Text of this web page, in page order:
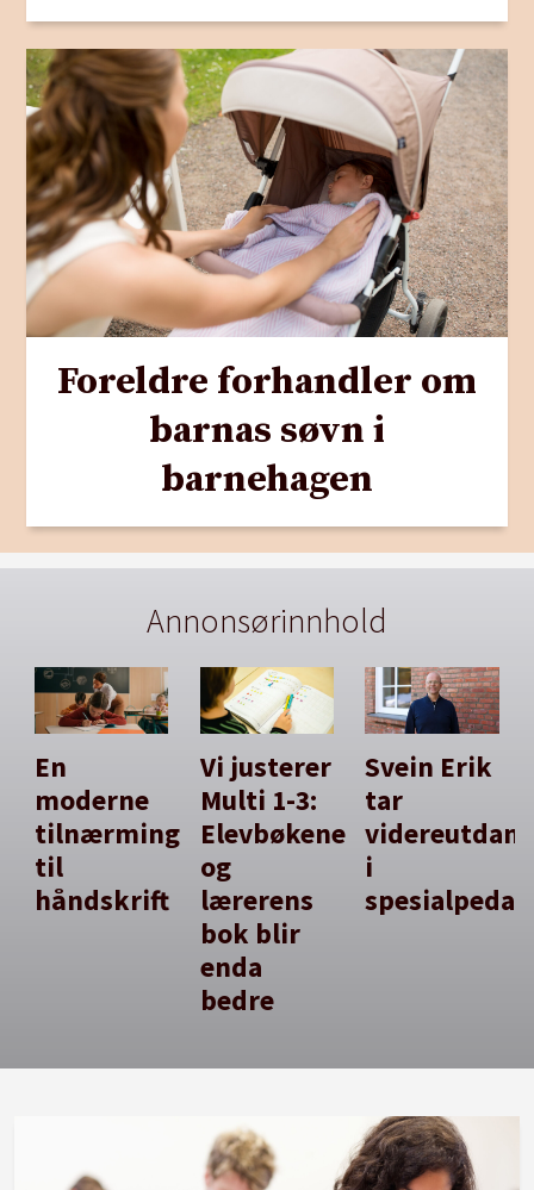
Foreldre forhandler om
barnas søvn i
barnehagen
Annonsørinnhold
En
moderne
tilnærming
til
håndskrift
Vi justerer
Multi 1-3:
Elevbøkene
og
lærerens
bok blir
enda
bedre
Svein Erik
tar
i